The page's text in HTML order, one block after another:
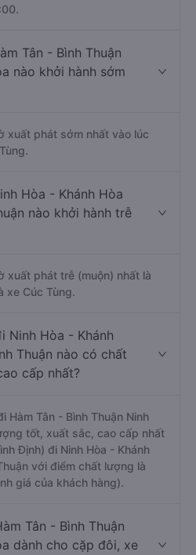
Tân - Bình Thuận
nào khởi hành sớm
xuất phát sớm nhất vào lúc
Hòa - Khánh Hòa
nào khởi hành trễ
xuất phát trễ (muộn) nhất là
xe Cúc Tùng.
Ninh Hòa - Khánh
Thuận nào có chất
cấp nhất?
Hàm Tân - Bình Thuận Ninh
tốt, xuất sắc, cao cấp nhất
Định) đi Ninh Hòa - Khánh
với điểm chất lượng là
giá của khách hàng).
Tân - Bình Thuận
dành cho cặp đôi, xe